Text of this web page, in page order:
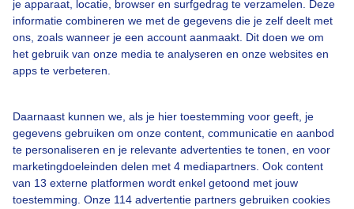
je apparaat, locatie, browser en surfgedrag te verzamelen. Deze
informatie combineren we met de gegevens die je zelf deelt met
ons, zoals wanneer je een account aanmaakt. Dit doen we om
het gebruik van onze media te analyseren en onze websites en
apps te verbeteren.
Daarnaast kunnen we, als je hier toestemming voor geeft, je
gegevens gebruiken om onze content, communicatie en aanbod
te personaliseren en je relevante advertenties te tonen, en voor
marketingdoeleinden delen met 4 mediapartners. Ook content
van 13 externe platformen wordt enkel getoond met jouw
toestemming. Onze 114 advertentie partners gebruiken cookies
ijsmeesters van de KNSB.
> Bekijk hier de Schaatsradar
Natuurijsbanen
Schaatsradar kan je precies zien welke van die natuurijsbanen bij jou
in de buurt al open zijn of (nu nog) niet. Alle verenigingen met een
natuurijsbaan (of skatebaan) kunnen deze zelf op open/dicht zetten.
De ijsbaan verschijnt dan realtime op de Schaatsradar.
Toertochten